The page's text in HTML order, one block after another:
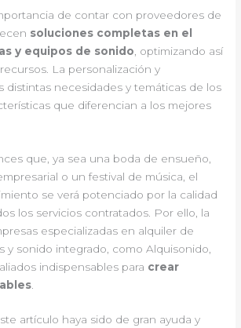
de contar con proveedores de
soluciones completas en el
y equipos de sonido , optimizando así
La personalización y
distintas necesidades y temáticas de los
que diferencian a los mejores
que, ya sea una boda de ensueño,
o un festival de música, el
se verá potenciado por la calidad
los servicios contratados. Por ello, la
especializadas en alquiler de
y sonido integrado, como Alquisonido,
indispensables para crear
artículo haya sido de gran ayuda y